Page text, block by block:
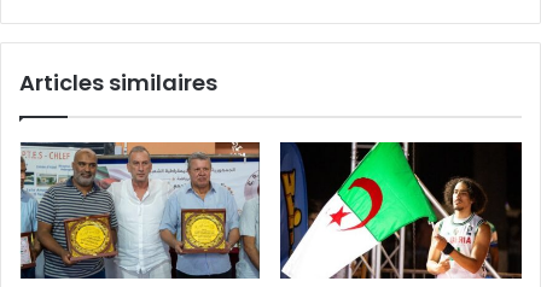
la
place
Articles similaires